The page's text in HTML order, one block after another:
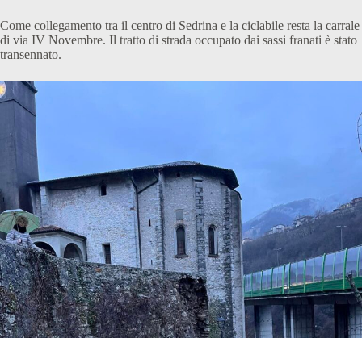
Come collegamento tra il centro di Sedrina e la ciclabile resta la carrale
di via IV Novembre. Il tratto di strada occupato dai sassi franati è stato
transennato.